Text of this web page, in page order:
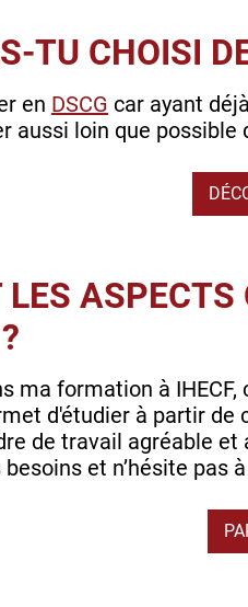
TU CHOISI
en DSCG car ayant
aussi loin que possible
LES
ma formation à
d'étudier à partir
de travail agréable et
et n’hésite pas